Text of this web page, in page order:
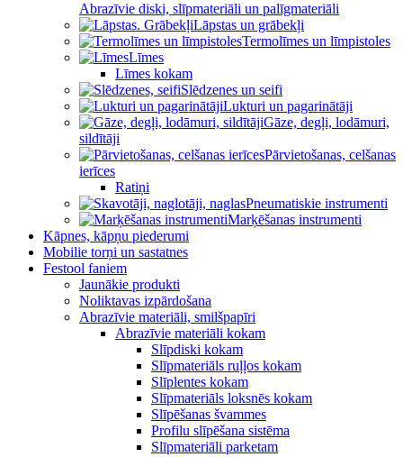
Abrazīvie diski, slīpmateriāli un palīgmateriāli
Lāpstas un grābekļi
Termolīmes un līmpistoles
Līmes
Līmes kokam
Slēdzenes un seifi
Lukturi un pagarinātāji
Gāze, degļi, lodāmuri,
sildītāji
Pārvietošanas, celšanas
ierīces
Ratiņi
Pneumatiskie instrumenti
Marķēšanas instrumenti
Kāpnes, kāpņu piederumi
Mobilie torņi un sastatnes
Festool faniem
Jaunākie produkti
Noliktavas izpārdošana
Abrazīvie materiāli, smilšpapīri
Abrazīvie materiāli kokam
Slīpdiski kokam
Slīpmateriāls ruļļos kokam
Slīplentes kokam
Slīpmateriāls loksnēs kokam
Slīpēšanas švammes
Profilu slīpēšana sistēma
Slīpmateriāli parketam